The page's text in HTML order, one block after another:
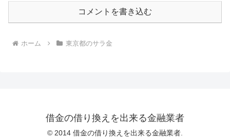
コメントを書き込む
ホーム 東京都のサラ金
借金の借り換えを出来る金融業者
© 2014 借金の借り換えを出来る金融業者.